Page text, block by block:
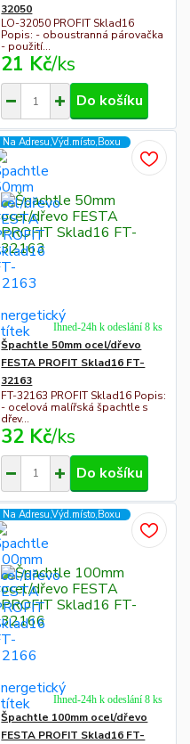
32050
LO-32050 PROFIT Sklad16
Popis: - oboustranná párovačka
- použití...
21 Kč/ks
Do košíku
Na Adresu,Výd.místo,Boxu
Špachtle 50mm ocel/dřevo
FESTA PROFIT Sklad16 FT-
32163
FT-32163 PROFIT Sklad16 Popis:
- ocelová malířská špachtle s
dřev...
32 Kč/ks
Ihned-24h k odeslání 8 ks
Do košíku
Na Adresu,Výd.místo,Boxu
Špachtle 100mm ocel/dřevo
FESTA PROFIT Sklad16 FT-
Ihned-24h k odeslání 8 ks